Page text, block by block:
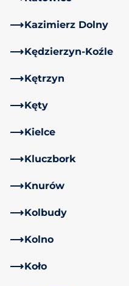
Kazimierz Dolny
Kędzierzyn-Koźle
Kętrzyn
Kęty
Kielce
Kluczbork
Knurów
Kolbudy
Kolno
Koło